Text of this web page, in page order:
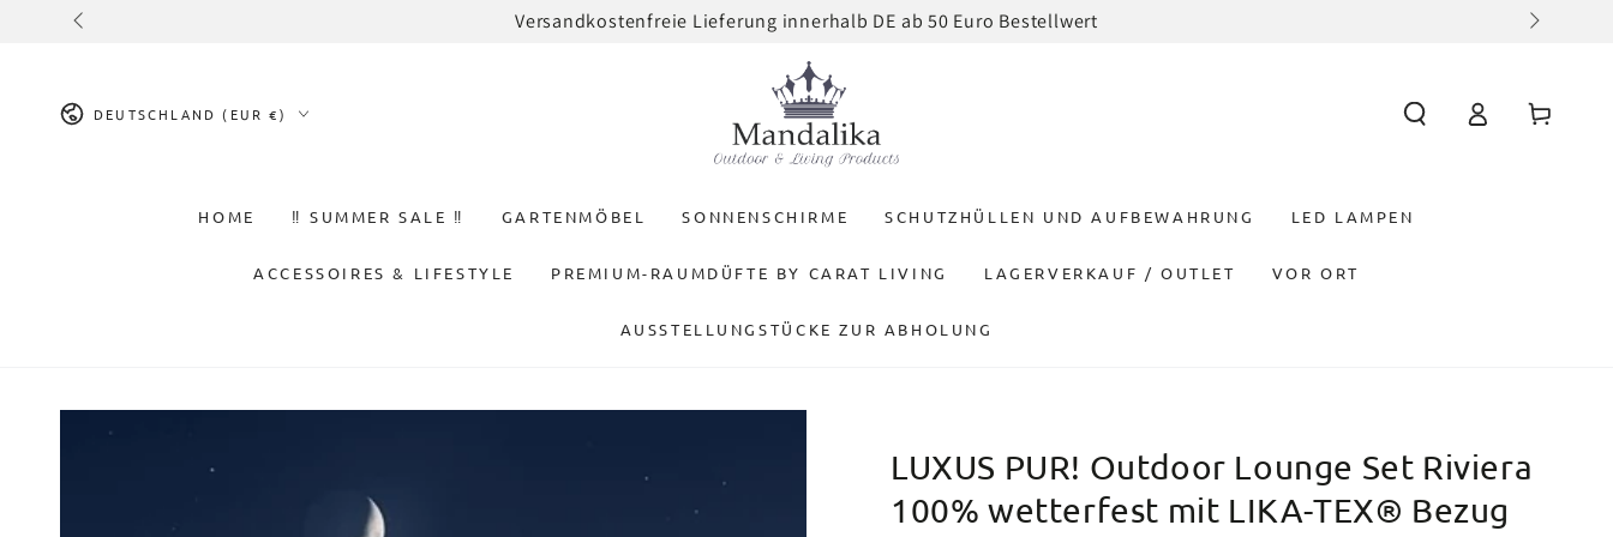
ZUM INHALT
SPRINGEN
Versandkostenfreie Lieferung innerhalb DE ab 50 Euro Bestellwert
Land/Region
DEUTSCHLAND (EUR €)
HOME ‼️ SUMMER SALE ‼️ GARTENMÖBEL SONNENSCHIRME SCHUTZHÜLLEN UND AUFBEWAHRUNG LED LAMPEN
ACCESSOIRES & LIFESTYLE PREMIUM-RAUMDÜFTE BY CARAT LIVING LAGERVERKAUF / OUTLET VOR ORT
AUSSTELLUNGSTÜCKE ZUR ABHOLUNG
EinloggenWarenkorb
PRODUKTINFORMATIONEN
LUXUS PUR! Outdoor Lounge Set Riviera
100% wetterfest mit LIKA-TEX® Bezug